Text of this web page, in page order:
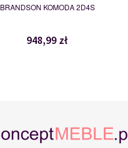
BRANDSON KOMODA 2D4S
948,99 zł